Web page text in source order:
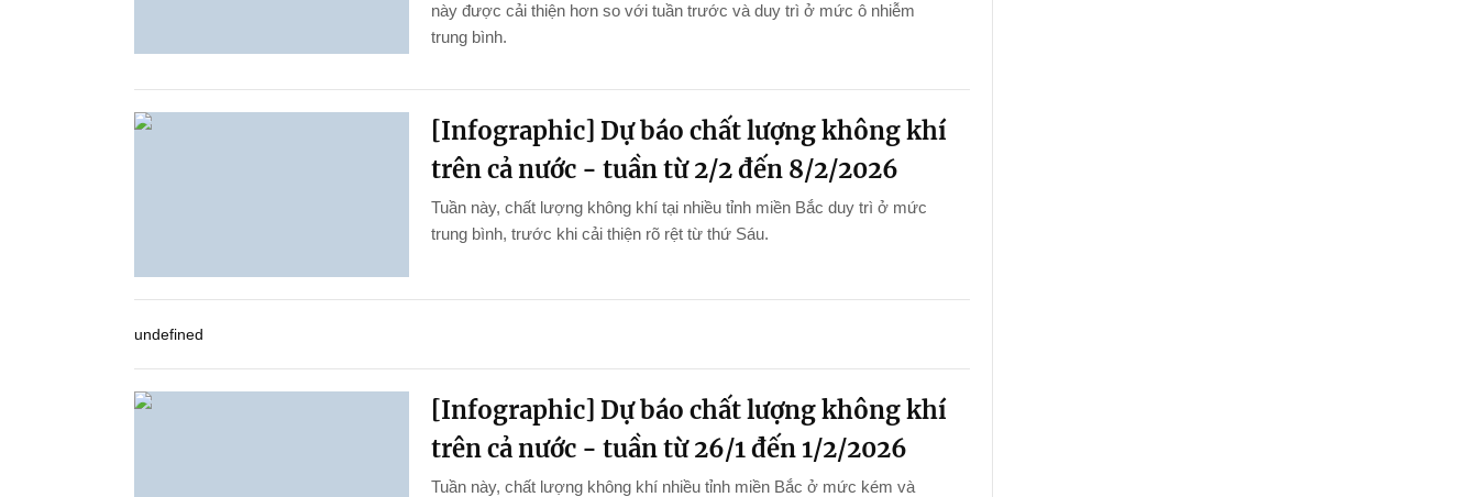
này được cải thiện hơn so với tuần trước và duy trì ở mức ô nhiễm
trung bình.
[Infographic] Dự báo chất lượng không khí
trên cả nước - tuần từ 2/2 đến 8/2/2026
Tuần này, chất lượng không khí tại nhiều tỉnh miền Bắc duy trì ở mức
trung bình, trước khi cải thiện rõ rệt từ thứ Sáu.
undefined
[Infographic] Dự báo chất lượng không khí
trên cả nước - tuần từ 26/1 đến 1/2/2026
Tuần này, chất lượng không khí nhiều tỉnh miền Bắc ở mức kém và